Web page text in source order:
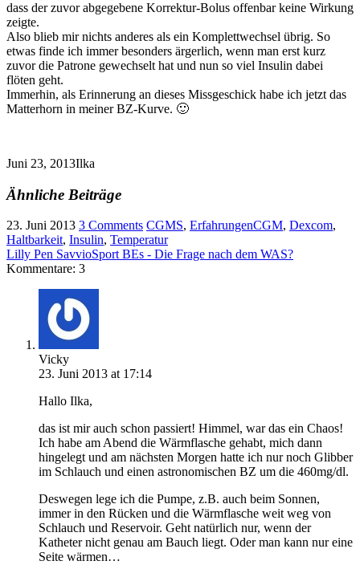
dass der zuvor abgegebene Korrektur-Bolus offenbar keine Wirkung
zeigte.
Also blieb mir nichts anderes als ein Komplettwechsel übrig. So
etwas finde ich immer besonders ärgerlich, wenn man erst kurz
zuvor die Patrone gewechselt hat und nun so viel Insulin dabei
flöten geht.
Immerhin, als Erinnerung an dieses Missgeschick habe ich jetzt das
Matterhorn in meiner BZ-Kurve. 🙂
Juni 23, 2013Ilka
Ähnliche Beiträge
23. Juni 2013 3 Comments CGMS, ErfahrungenCGM, Dexcom,
Haltbarkeit, Insulin, Temperatur
Lilly Pen SavvioSport BEs - Die Frage nach dem WAS?
Kommentare: 3
Vicky
23. Juni 2013 at 17:14
Hallo Ilka,
das ist mir auch schon passiert! Himmel, war das ein Chaos!
Ich habe am Abend die Wärmflasche gehabt, mich dann
hingelegt und am nächsten Morgen hatte ich nur noch Glibber
im Schlauch und einen astronomischen BZ um die 460mg/dl.
Deswegen lege ich die Pumpe, z.B. auch beim Sonnen,
immer in den Rücken und die Wärmflasche weit weg von
Schlauch und Reservoir. Geht natürlich nur, wenn der
Katheter nicht genau am Bauch liegt. Oder man kann nur eine
Seite wärmen…